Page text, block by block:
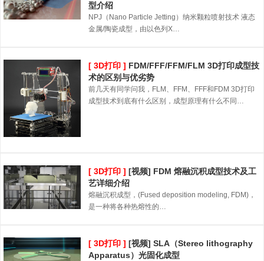
型介绍
NPJ（Nano Particle Jetting）纳米颗粒喷射技术 液态
金属/陶瓷成型，由以色列X…
[ 3D打印 ] FDM/FFF/FFM/FLM 3D打印成型技
术的区别与优劣势
前几天有同学问我，FLM、FFM、FFF和FDM 3D打印
成型技术到底有什么区别，成型原理有什么不同…
[ 3D打印 ] [视频] FDM 熔融沉积成型技术及工
艺详细介绍
熔融沉积成型，(Fused deposition modeling, FDM)，
是一种将各种热熔性的…
[ 3D打印 ] [视频] SLA（Stereo lithography
Apparatus）光固化成型